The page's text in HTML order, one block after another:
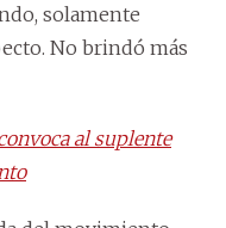
solamente
No brindó más
al suplente